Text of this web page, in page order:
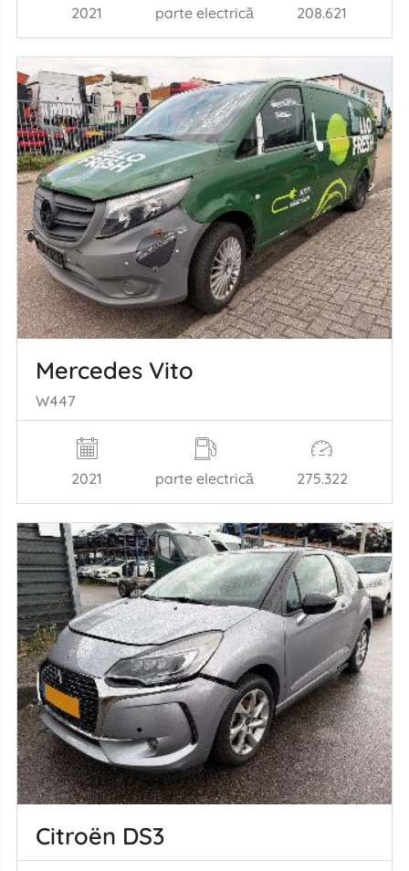
2021 parte electrică 208.621
Mercedes Vito
W447
2021 parte electrică 275.322
Citroën DS3